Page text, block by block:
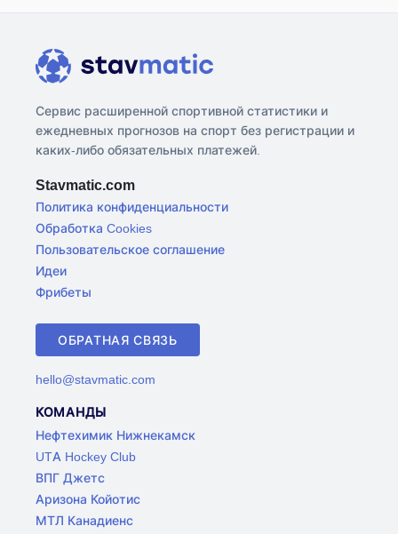
Сервис расширенной спортивной статистики и
ежедневных прогнозов на спорт без регистрации и
каких-либо обязательных платежей.
Stavmatic.com
Политика конфиденциальности
Обработка Cookies
Пользовательское соглашение
Идеи
Фрибеты
ОБРАТНАЯ СВЯЗЬ
hello@stavmatic.com
КОМАНДЫ
Нефтехимик Нижнекамск
UTA Hockey Club
ВПГ Джетс
Аризона Койотис
МТЛ Канадиенс